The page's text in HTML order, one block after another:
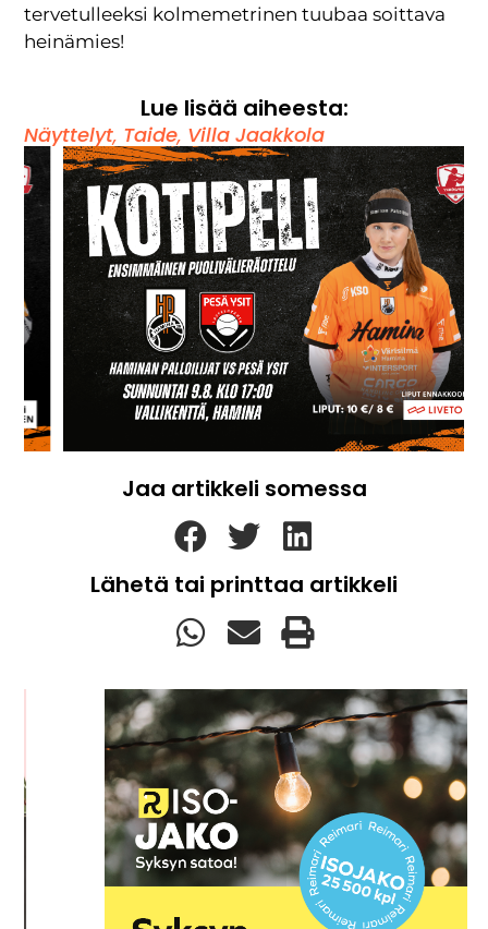
tervetulleeksi kolmemetrinen tuubaa soittava
heinämies!
Lue lisää aiheesta:
Näyttelyt, Taide, Villa Jaakkola
Jaa artikkeli somessa
Lähetä tai printtaa artikkeli